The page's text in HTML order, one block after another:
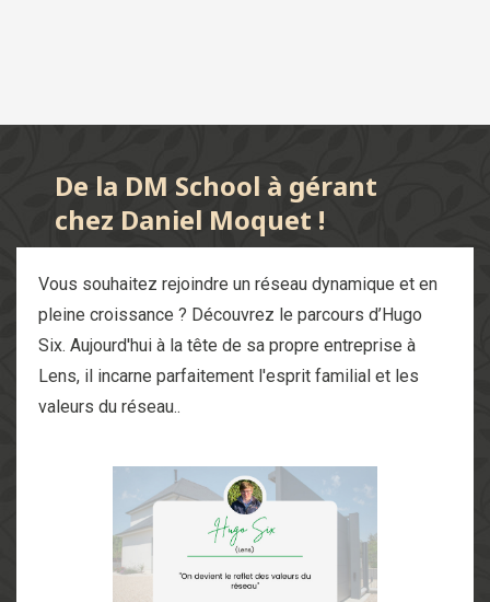
De la DM School à gérant
chez Daniel Moquet !
Vous souhaitez rejoindre un réseau dynamique et en
pleine croissance ? Découvrez le parcours d’Hugo
Six. Aujourd'hui à la tête de sa propre entreprise à
Lens, il incarne parfaitement l'esprit familial et les
valeurs du réseau..